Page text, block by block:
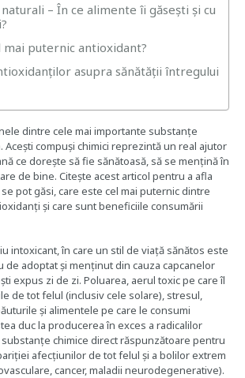
– În ce alimente îi găsești și cu
mai puternic antioxidant?
asupra sănătății întregului
dintre cele mai importante substanțe
compuși chimici reprezintă un real ajutor
ce dorește să fie sănătoasă, să se mențină în
de bine. Citește acest articol pentru a afla
pot găsi, care este cel mai puternic dintre
și care sunt beneficiile consumării
intoxicant, în care un stil de viață sănătos este
de adoptat și menținut din cauza capcanelor
expus zi de zi. Poluarea, aerul toxic pe care îl
de tot felul (inclusiv cele solare), stresul,
și alimentele pe care le consumi
duc la producerea în exces a radicalilor
substanțe chimice direct răspunzătoare pentru
afecțiunilor de tot felul și a bolilor extrem
cancer, maladii neurodegenerative).